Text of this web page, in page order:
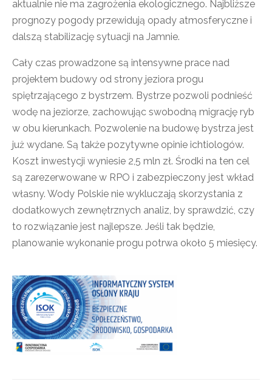
aktualnie nie ma zagrożenia ekologicznego. Najbliższe
prognozy pogody przewidują opady atmosferyczne i
dalszą stabilizację sytuacji na Jamnie.
Cały czas prowadzone są intensywne prace nad
projektem budowy od strony jeziora progu
spiętrzającego z bystrzem. Bystrze pozwoli podnieść
wodę na jeziorze, zachowując swobodną migrację ryb
w obu kierunkach. Pozwolenie na budowę bystrza jest
już wydane. Są także pozytywne opinie ichtiologów.
Koszt inwestycji wyniesie 2,5 mln zł. Środki na ten cel
są zarezerwowane w RPO i zabezpieczony jest wkład
własny. Wody Polskie nie wykluczają skorzystania z
dodatkowych zewnętrznych analiz, by sprawdzić, czy
to rozwiązanie jest najlepsze. Jeśli tak będzie,
planowanie wykonanie progu potrwa około 5 miesięcy.